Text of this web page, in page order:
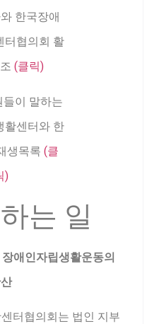
한국장애
터협의회 활
(클릭)
들이 말하는
활센터와 한
생목록 (클
)
는 일
애인자립생활운동의
터협의회는 법인 지부